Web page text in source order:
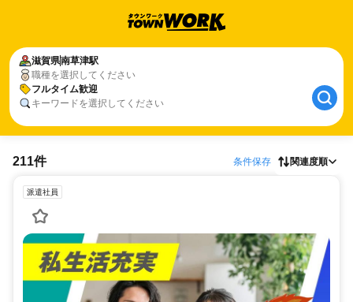
滋賀県南草津駅
職種を選択してください
フルタイム歓迎
キーワードを選択してください
211件 条件保存 関連度順
派遣社員